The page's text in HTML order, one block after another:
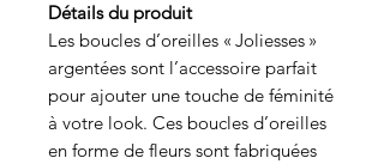
Détails du produit
Les boucles d’oreilles « Joliesses »
argentées sont l’accessoire parfait
pour ajouter une touche de féminité
à votre look. Ces boucles d’oreilles
en forme de fleurs sont fabriquées